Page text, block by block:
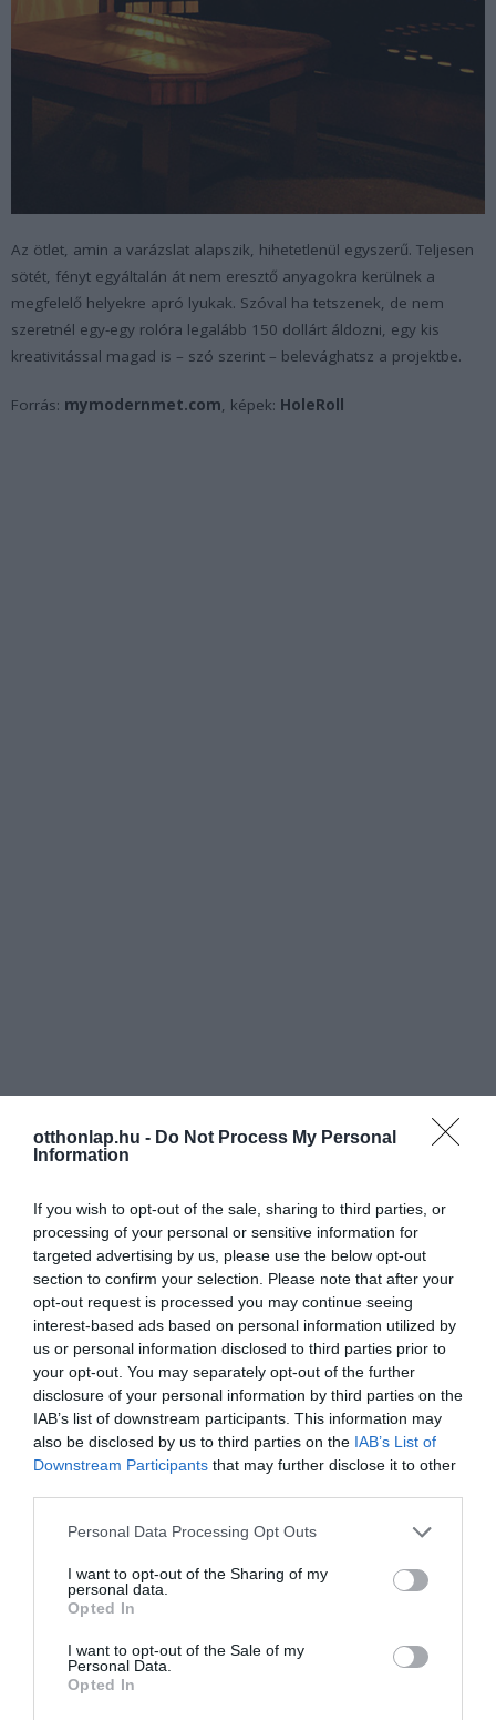
otthonlap.hu - Do Not Process My Personal
Information
If you wish to opt-out of the sale, sharing to third parties, or
processing of your personal or sensitive information for
targeted advertising by us, please use the below opt-out
section to confirm your selection. Please note that after your
opt-out request is processed you may continue seeing
interest-based ads based on personal information utilized by
us or personal information disclosed to third parties prior to
your opt-out. You may separately opt-out of the further
disclosure of your personal information by third parties on the
IAB’s list of downstream participants. This information may
also be disclosed by us to third parties on the IAB’s List of
Downstream Participants that may further disclose it to other
Please note that this website/app uses one or more Google
not limited to your visit or usage behaviour. You may click to
grant or deny consent to Google and its third-party tags to
use your data for below specified purposes in below Google
consent section.
Personal Data Processing Opt Outs
I want to opt-out of the Sharing of my
personal data.
Opted In
I want to opt-out of the Sale of my
Personal Data.
Opted In
Az ötlet, amin a varázslat alapszik, hihetetlenül egyszerű. Teljesen
sötét, fényt egyáltalán át nem eresztő anyagokra kerülnek a
megfelelő helyekre apró lyukak. Szóval ha tetszenek, de nem
szeretnél egy-egy rolóra legalább 150 dollárt áldozni, egy kis
kreativitással magad is – szó szerint – belevághatsz a projektbe.
Forrás: mymodernmet.com, képek: HoleRoll